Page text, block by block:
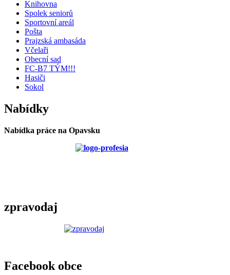
Knihovna
Spolek seniorů
Sportovní areál
Pošta
Prajzská ambasáda
Včelaři
Obecní sad
FC-B7 TÝM!!!
Hasiči
Sokol
Nabídky
Nabídka práce na Opavsku
zpravodaj
Facebook obce